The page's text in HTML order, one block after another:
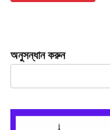
অনুসন্ধান করুন